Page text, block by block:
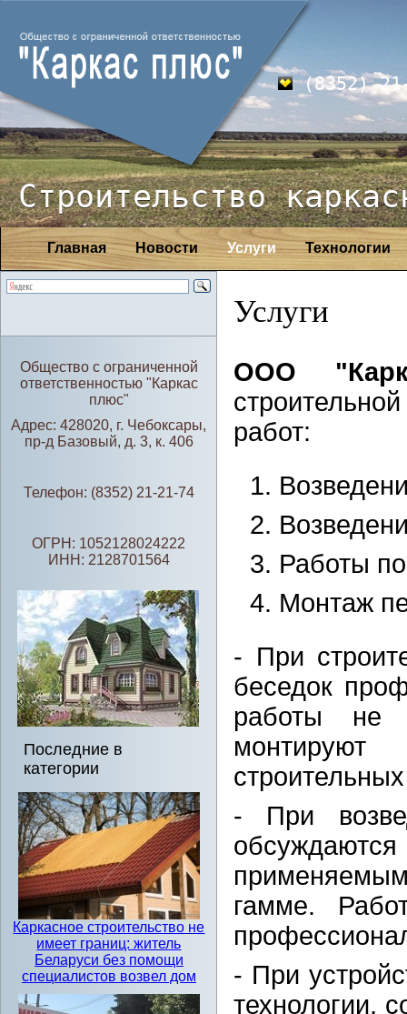
(8352)
Строительство
Технологии
Услуги
Новости
Главная
Общество с ограниченной
ответственностью "Каркас
плюс"
Адрес: 428020, г. Чебоксары,
пр-д Базовый, д. 3, к. 406
Телефон: (8352) 21-21-74
ОГРН: 1052128024222
ИНН: 2128701564
Последние в
категории
Каркасное строительство не
имеет границ: житель
Беларуси без помощи
специалистов возвел дом
Услуги
ООО
работ:
Работы
Монтаж
- При
беседок
работы не
монтируют
- При
гамме.
- При
технологии,